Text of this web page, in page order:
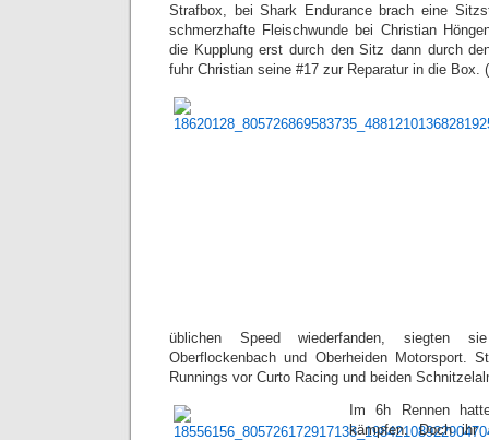
Strafbox, bei Shark Endurance brach eine
schmerzhafte Fleischwunde bei Christian
die Kupplung erst durch den Sitz dann durch
fuhr Christian seine #17 zur Reparatur in die Box.
üblichen Speed wiederfanden, siegten
Oberflockenbach und Oberheiden Motorsport.
Runnings vor Curto Racing und beiden
Im 6h Rennen
kämpfen. Doch ihr